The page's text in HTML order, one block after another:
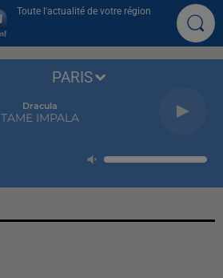
Toute l'actualité de votre région
Dracula
TAME IMPALA
PARIS